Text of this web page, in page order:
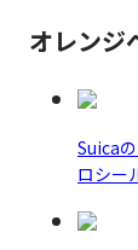
オレンジ
Suica
ロシー